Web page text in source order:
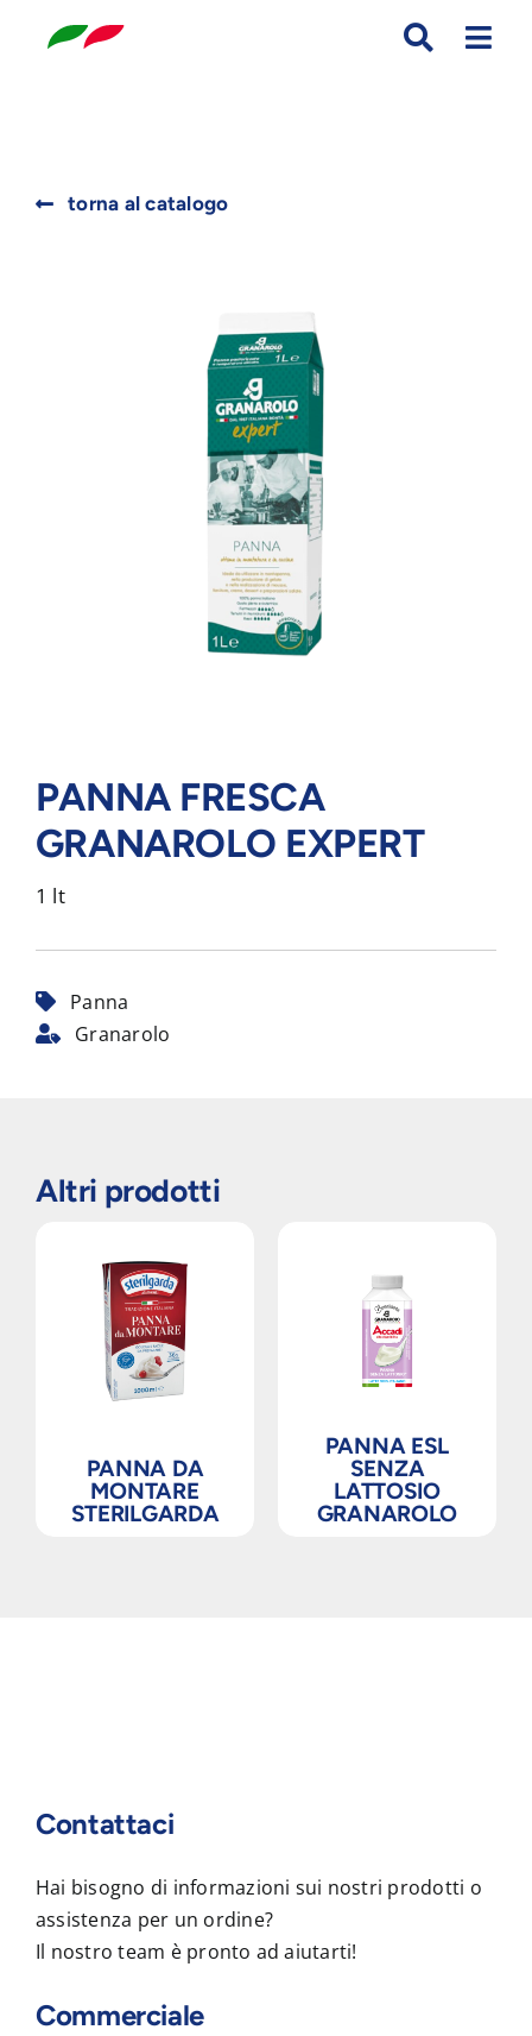
torna al catalogo
PANNA FRESCA
GRANAROLO EXPERT
1 lt
Panna
Granarolo
Altri prodotti
PANNA DA
MONTARE
STERILGARDA
PANNA ESL
SENZA
LATTOSIO
GRANAROLO
Contattaci
Hai bisogno di informazioni sui nostri prodotti o
assistenza per un ordine?
Il nostro team è pronto ad aiutarti!
Commerciale
for: